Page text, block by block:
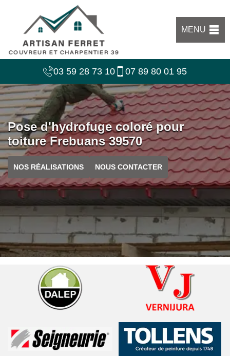
MENU
03 59 28 73 10 07 89 80 01 95
Pose d'hydrofuge coloré pour
toiture Frebuans 39570
NOS RÉALISATIONS NOUS CONTACTER